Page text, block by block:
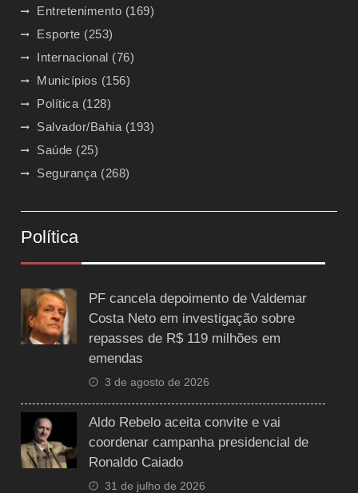
Entretenimento (169)
Esporte (253)
Internacional (76)
Municípios (156)
Política (128)
Salvador/Bahia (193)
Saúde (25)
Segurança (268)
Política
PF cancela depoimento de Valdemar
Costa Neto em investigação sobre
repasses de R$ 119 milhões em
emendas
3 de agosto de 2026
Aldo Rebelo aceita convite e vai
coordenar campanha presidencial de
Ronaldo Caiado
31 de julho de 2026